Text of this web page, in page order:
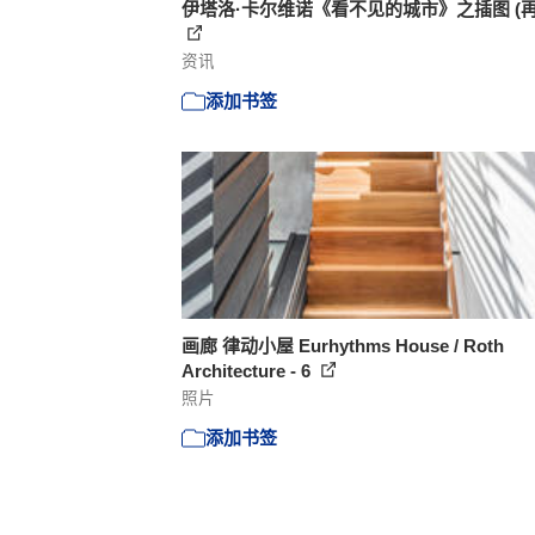
伊塔洛·卡尔维诺《看不见的城市》之插图 (
资讯
添加书签
画廊 律动小屋 Eurhythms House / Roth
Architecture - 6
照片
添加书签